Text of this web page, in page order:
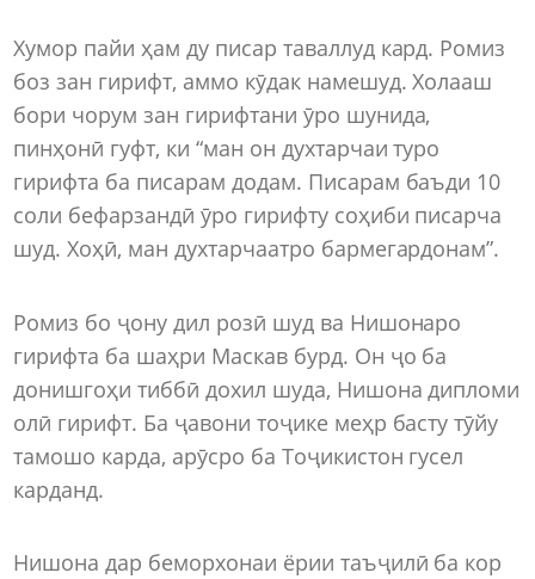
Хумор пайи ҳам ду писар таваллуд кард. Ромиз
боз зан гирифт, аммо кӯдак намешуд. Холааш
бори чорум зан гирифтани ӯро шунида,
пинҳонӣ гуфт, ки “ман он духтарчаи туро
гирифта ба писарам додам. Писарам баъди 10
соли бефарзандӣ ӯро гирифту соҳиби писарча
шуд. Хоҳӣ, ман духтарчаатро бармегардонам”.
Ромиз бо ҷону дил розӣ шуд ва Нишонаро
гирифта ба шаҳри Маскав бурд. Он ҷо ба
донишгоҳи тиббӣ дохил шуда, Нишона дипломи
олӣ гирифт. Ба ҷавони тоҷике меҳр басту тӯйу
тамошо карда, арӯсро ба Тоҷикистон гусел
карданд.
Нишона дар беморхонаи ёрии таъҷилӣ ба кор